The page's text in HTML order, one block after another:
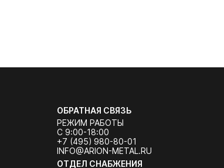
ОБРАТНАЯ СВЯЗЬ
РЕЖИМ РАБОТЫ
С 9:00-18:00
+7 (495) 980-80-01
INFO@ARION-METAL.RU
ОТДЕЛ СНАБЖЕНИЯ